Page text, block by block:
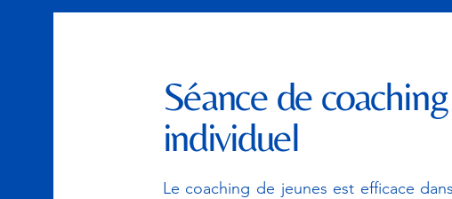
Séance de coaching
individuel
Le coaching de jeunes est efficace